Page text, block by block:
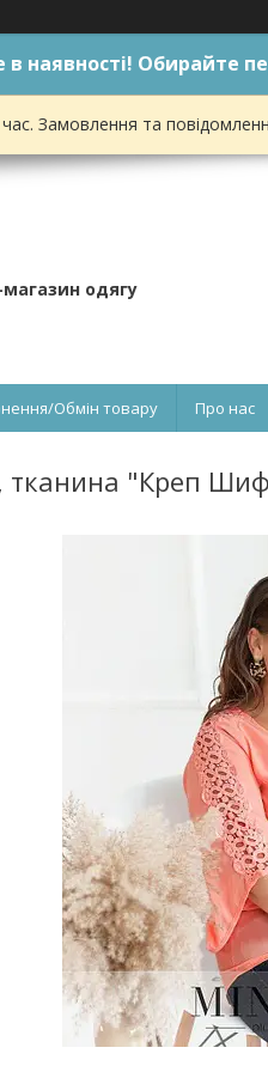
наявності! Обирайте
Замовлення та
одягу
Обмін товару Про нас
тканина "Креп